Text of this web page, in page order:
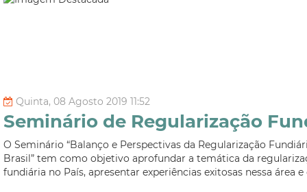
Quinta, 08 Agosto 2019 11:52
Seminário de Regularização
O Seminário “Balanço e Perspectivas da Regularização
Brasil” tem como objetivo aprofundar a temática da
fundiária no País, apresentar experiências exitosas nessa área e